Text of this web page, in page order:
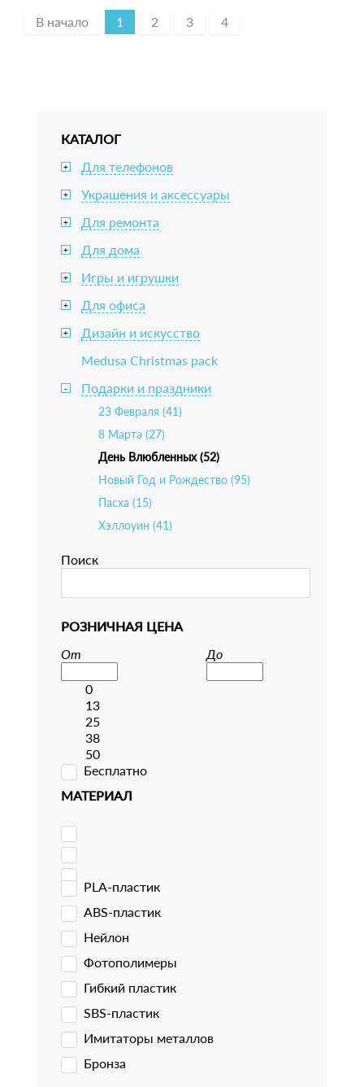
В начало 1 2 3 4
КАТАЛОГ
+ Для телефонов
+ Украшения и аксессуары
+ Для ремонта
+ Для дома
+ Игры и игрушки
+ Для офиса
+
Дизайн и искусство
Medusa Christmas pack
- Подарки и праздники
23 Февраля (41)
8 Марта (27)
День Влюбленных (52)
Новый Год и Рождество (95)
Пасха (15)
Хэллоуин (41)
Поиск
РОЗНИЧНАЯ ЦЕНА
От
До
0
13
25
38
50
Бесплатно
МАТЕРИАЛ
PLA-пластик
ABS-пластик
Нейлон
Фотополимеры
Гибкий пластик
SBS-пластик
Имитаторы металлов
Бронза